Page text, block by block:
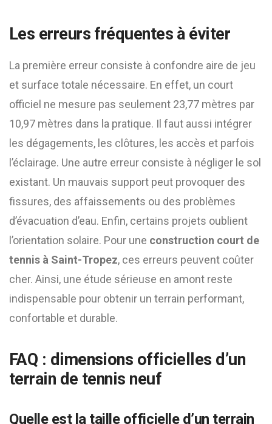
Les erreurs fréquentes à éviter
La première erreur consiste à confondre aire de jeu
et surface totale nécessaire. En effet, un court
officiel ne mesure pas seulement 23,77 mètres par
10,97 mètres dans la pratique. Il faut aussi intégrer
les dégagements, les clôtures, les accès et parfois
l’éclairage. Une autre erreur consiste à négliger le sol
existant. Un mauvais support peut provoquer des
fissures, des affaissements ou des problèmes
d’évacuation d’eau. Enfin, certains projets oublient
l’orientation solaire. Pour une construction court de
tennis à Saint-Tropez, ces erreurs peuvent coûter
cher. Ainsi, une étude sérieuse en amont reste
indispensable pour obtenir un terrain performant,
confortable et durable.
FAQ : dimensions officielles d’un
terrain de tennis neuf
Quelle est la taille officielle d’un terrain